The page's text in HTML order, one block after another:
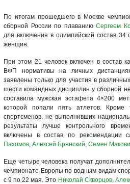
По итогам прошедшего в Москве
сборной России по плаваниюСергеем
для включения в олимпийский состав
женщин.
При этом 21 человек включен в состав
ВФП нормативы на личных
заявлены только для участия в
шести командных дисциплин у сборной
составила мужская эстафета 4×200
которой попали пять атлетов. Кроме
спортсменов, не выполнивших
результаты лучше контрольного
включены в состав по рекомендации
Пахомов, Алексей Брянский, Семен
Еще четыре человека получат
чемпионате Европы по водным видам
с 9 по 22 мая. Это Николай Скворцов,